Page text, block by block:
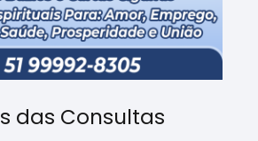
das Consultas